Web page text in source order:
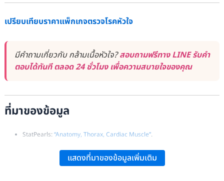
เปรียบเทียบราคาแพ็กเกจตรวจโรคหัวใจ
มีคำถามเกี่ยวกับ กล้ามเนื้อหัวใจ?สอบถามฟรีทาง LINE รับคำ
ตอบได้ทันที ตลอด 24 ชั่วโมง เพื่อความสบายใจของคุณ
ที่มาของข้อมูล
StatPearls: “Anatomy, Thorax, Cardiac Muscle”.
แสดงที่มาของข้อมูลเพิ่มเติม